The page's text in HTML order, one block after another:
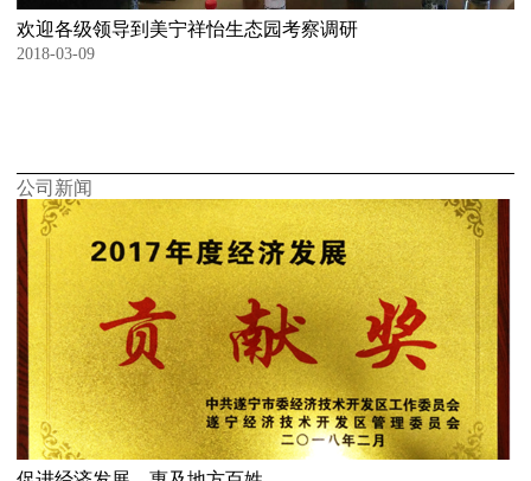
欢迎各级领导到美宁祥怡生态园考察调研
2018-03-09
公司新闻